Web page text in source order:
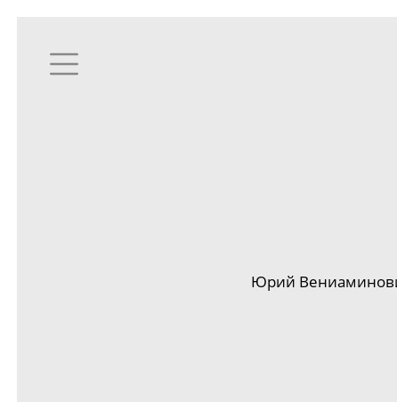
Юрий